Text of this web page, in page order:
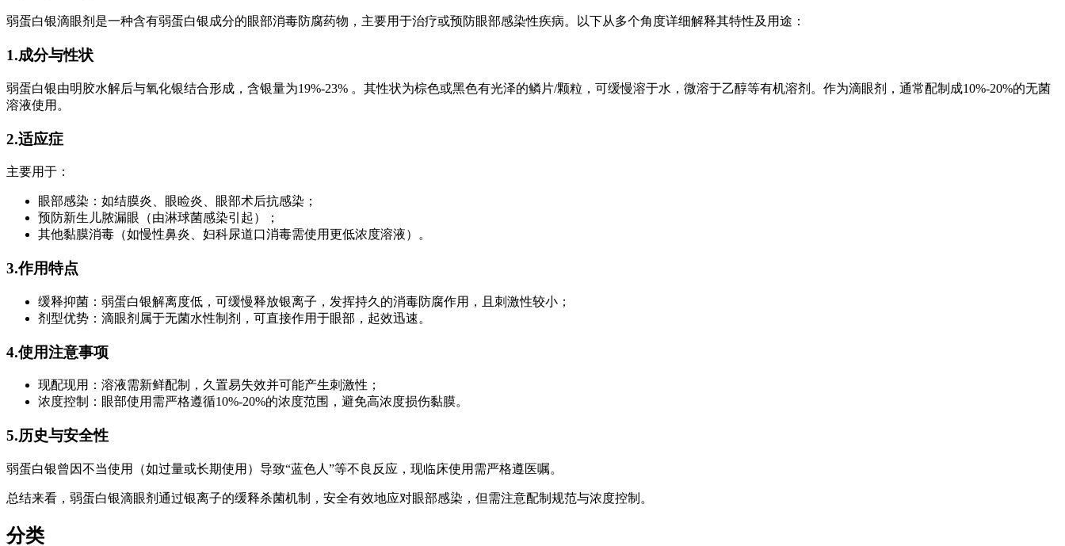
弱蛋白银滴眼剂是一种含有弱蛋白银成分的眼部消毒防腐药物，主要用于治疗或预防眼部感染性疾病。以下从多个角度详细解释其特性及用途：
1.成分与性状
弱蛋白银由明胶水解后与氧化银结合形成，含银量为19%-23% 。其性状为棕色或黑色有光泽的鳞片/颗粒，可缓慢溶于水，微溶于乙醇等有机溶剂。作为滴眼剂，通常配制成10%-20%的无菌
溶液使用。
2.适应症
主要用于：
眼部感染：如结膜炎、眼睑炎、眼部术后抗感染；
预防新生儿脓漏眼（由淋球菌感染引起）；
其他黏膜消毒（如慢性鼻炎、妇科尿道口消毒需使用更低浓度溶液）。
3.作用特点
缓释抑菌：弱蛋白银解离度低，可缓慢释放银离子，发挥持久的消毒防腐作用，且刺激性较小；
剂型优势：滴眼剂属于无菌水性制剂，可直接作用于眼部，起效迅速。
4.使用注意事项
现配现用：溶液需新鲜配制，久置易失效并可能产生刺激性；
浓度控制：眼部使用需严格遵循10%-20%的浓度范围，避免高浓度损伤黏膜。
5.历史与安全性
弱蛋白银曾因不当使用（如过量或长期使用）导致“蓝色人”等不良反应，现临床使用需严格遵医嘱。
总结来看，弱蛋白银滴眼剂通过银离子的缓释杀菌机制，安全有效地应对眼部感染，但需注意配制规范与浓度控制。
分类